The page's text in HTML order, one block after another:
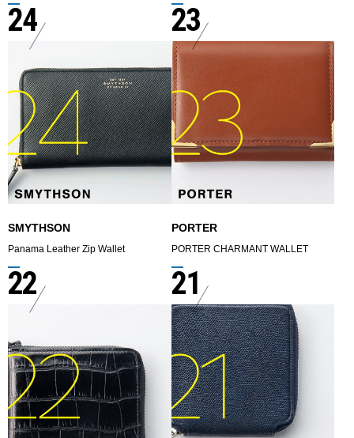
24
SMYTHSON
Panama Leather Zip Wallet
23
PORTER
PORTER CHARMANT WALLET
22 21